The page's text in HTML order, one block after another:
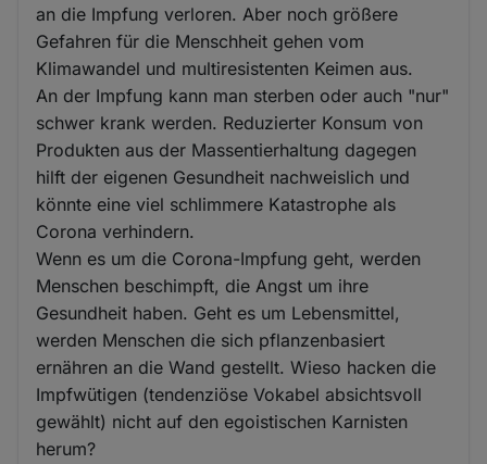
an die Impfung verloren. Aber noch größere
Gefahren für die Menschheit gehen vom
Klimawandel und multiresistenten Keimen aus.
An der Impfung kann man sterben oder auch "nur"
schwer krank werden. Reduzierter Konsum von
Produkten aus der Massentierhaltung dagegen
hilft der eigenen Gesundheit nachweislich und
könnte eine viel schlimmere Katastrophe als
Corona verhindern.
Wenn es um die Corona-Impfung geht, werden
Menschen beschimpft, die Angst um ihre
Gesundheit haben. Geht es um Lebensmittel,
werden Menschen die sich pflanzenbasiert
ernähren an die Wand gestellt. Wieso hacken die
Impfwütigen (tendenziöse Vokabel absichtsvoll
gewählt) nicht auf den egoistischen Karnisten
herum?